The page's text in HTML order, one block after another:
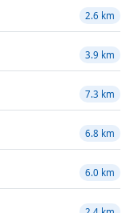
2.6 km
3.9 km
7.3 km
6.8 km
6.0 km